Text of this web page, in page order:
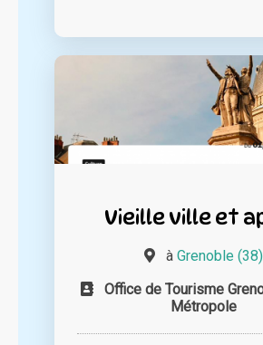
Vieille ville et
à Grenoble (38)
Office de Tourisme
Métropole